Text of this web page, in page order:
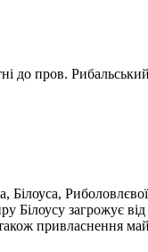
до пров.
Білоуса,
Білоусу загрожує
також